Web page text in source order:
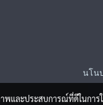
นโน
พและประสบการณ์ที่ดีในกา